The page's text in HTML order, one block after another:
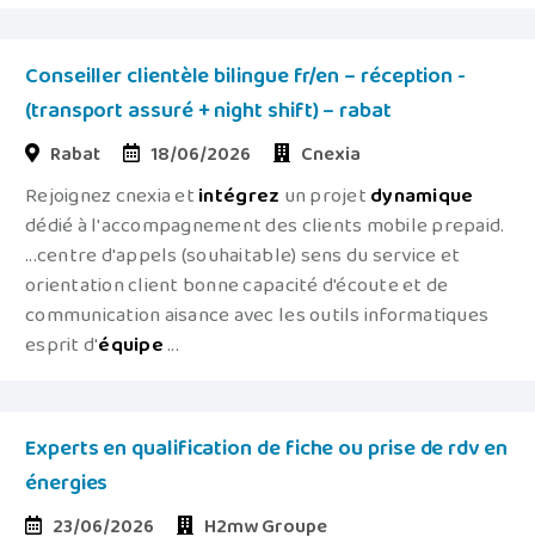
Conseiller clientèle bilingue fr/en – réception -
(transport assuré + night shift) – rabat
Rabat 18/06/2026 Cnexia
Rejoignez cnexia etintégrez un projetdynamique
dédié à l'accompagnement des clients mobile prepaid.
...centre d'appels (souhaitable) sens du service et
orientation client bonne capacité d'écoute et de
communication aisance avec les outils informatiques
esprit d'équipe...
Experts en qualification de fiche ou prise de rdv en
énergies
23/06/2026 H2mw Groupe